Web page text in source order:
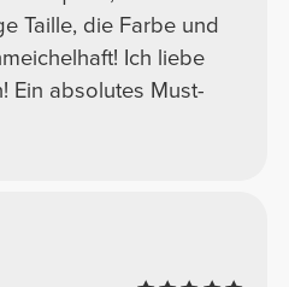
Taille, die Farbe und
Ich liebe
Ein absolutes Must-